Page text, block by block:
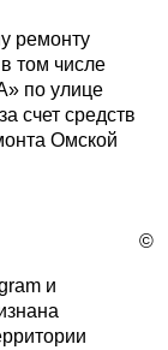
ремонту
том числе
по улице
счет средств
Омской
©
и